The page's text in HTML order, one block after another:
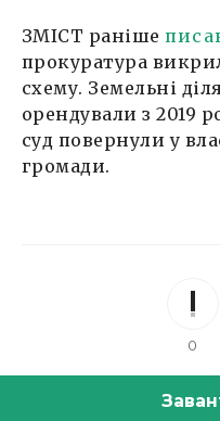
ЗМІСТ раніше
прокуратура
схему. Земельні
орендували з 2019
суд повернули у
громади.
0